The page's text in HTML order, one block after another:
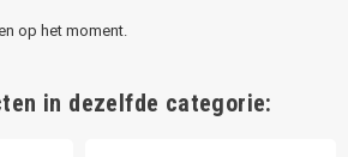
op het moment.
in dezelfde categorie: